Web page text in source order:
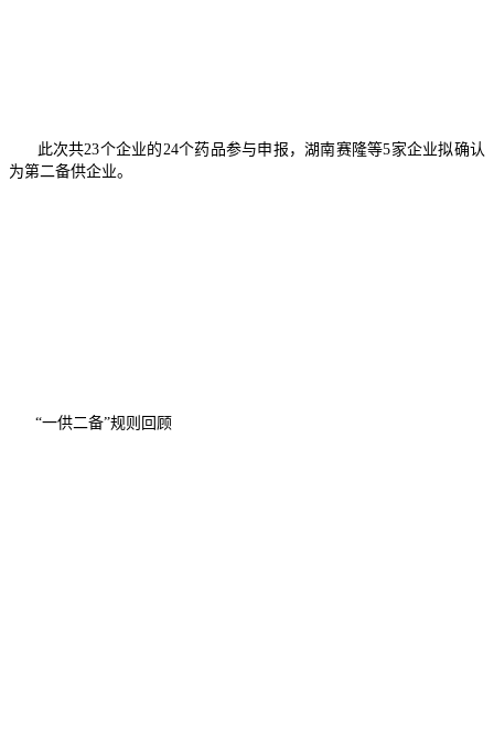
此次共23个企业的24个药品参与申报，湖南赛隆等5家企业拟确认
为第二备供企业。
“一供二备”规则回顾